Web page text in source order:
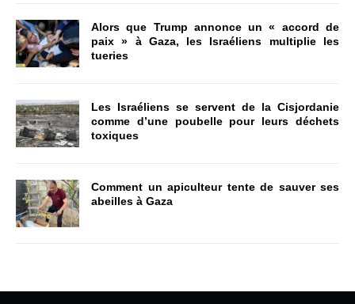
Alors que Trump annonce un « accord de
paix » à Gaza, les Israéliens multiplie les
tueries
Les Israéliens se servent de la Cisjordanie
comme d’une poubelle pour leurs déchets
toxiques
Comment un apiculteur tente de sauver ses
abeilles à Gaza